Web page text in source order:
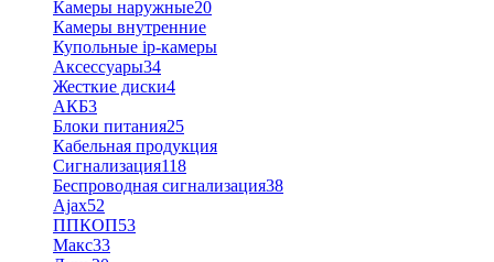
Камеры наружные20
Камеры внутренние
Купольные ip-камеры
Аксессуары34
Жесткие диски4
АКБ3
Блоки питания25
Кабельная продукция
Сигнализация118
Беспроводная сигнализация38
Ajax52
ППКОП53
Макс33